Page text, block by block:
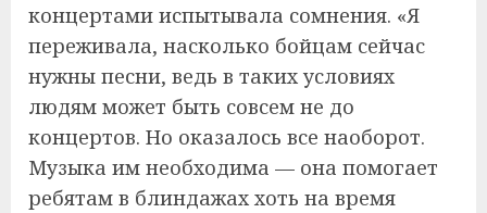
концертами испытывала сомнения. «Я
переживала, насколько бойцам сейчас
нужны песни, ведь в таких условиях
людям может быть совсем не до
концертов. Но оказалось все наоборот.
Музыка им необходима — она помогает
ребятам в блиндажах хоть на время